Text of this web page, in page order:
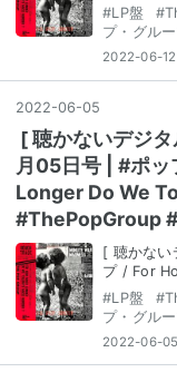
#LP盤 #
プ・グル
2022-06-
2022-06-05
[ 聴かないデジ
月05日号 | #ポ
Longer Do We
#ThePopGroup
[ 聴かない
プ / For
#LP盤 #
プ・グル
2022-06-